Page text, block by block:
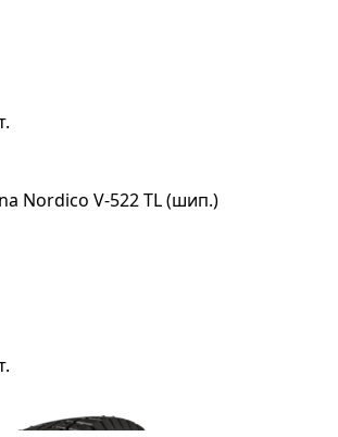
Nordico V-522 TL (шип.)